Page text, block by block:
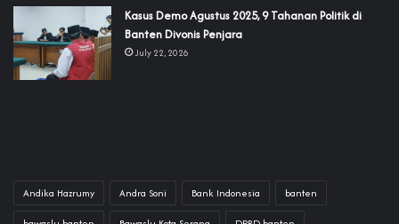
‎Kasus Demo Agustus 2025, 9 Tahanan Politik di
Banten Divonis Penjara
July 22, 2026
Andika Hazrumy Andra Soni Bank Indonesia banten